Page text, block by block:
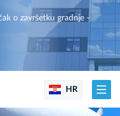
o završetku gradnje -
HR